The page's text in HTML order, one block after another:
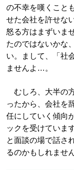
の不幸を嘆くこと
せた会社を許せな
怒る方はまずいま
たのではないかな
い。まして、「社
ませんよ…。
むしろ、大半の
ったから、会社を
任にしていく傾向
ックを受けていま
と面談の場で話さ
るのかもしれませ